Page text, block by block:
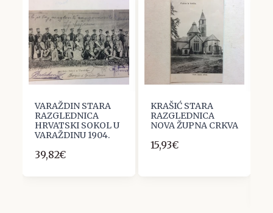
VARAŽDIN STARA
RAZGLEDNICA
HRVATSKI SOKOL U
VARAŽDINU 1904.
39,82€
KRAŠIĆ STARA
RAZGLEDNICA
NOVA ŽUPNA CRKVA
15,93€